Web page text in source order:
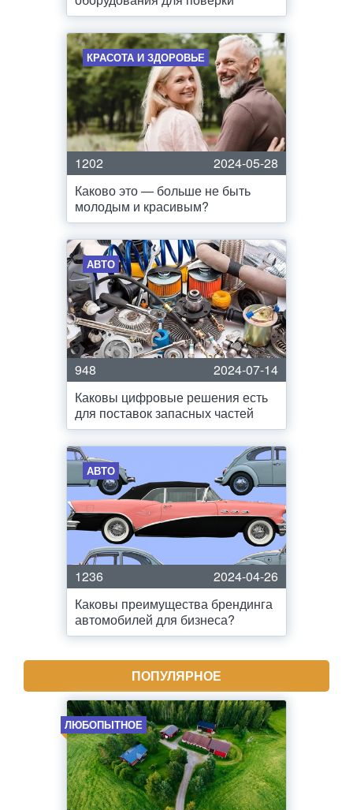
КРАСОТА И ЗДОРОВЬЕ
1202
2024-05-28
Каково это — больше не быть
молодым и красивым?
АВТО
948
2024-07-14
Каковы цифровые решения есть
для поставок запасных частей
АВТО
1236
2024-04-26
Каковы преимущества брендинга
автомобилей для бизнеса?
ПОПУЛЯРНОЕ
ЛЮБОПЫТНОЕ